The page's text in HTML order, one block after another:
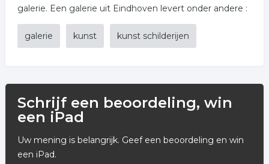
galerie. Een galerie uit Eindhoven levert onder andere :
galerie kunst kunst schilderijen
Schrijf een beoordeling, win
een iPad
Uw mening is belangrijk. Geef een beoordeling en win
een iPad.